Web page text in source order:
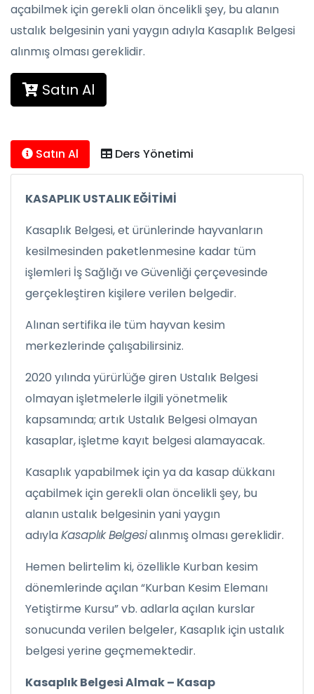
açabilmek için gerekli olan öncelikli şey, bu alanın
ustalık belgesinin yani yaygın adıyla Kasaplık Belgesi
alınmış olması gereklidir.
Satın Al
Satın Al Ders Yönetimi
KASAPLIK USTALIK EĞİTİMİ
Kasaplık Belgesi, et ürünlerinde hayvanların
kesilmesinden paketlenmesine kadar tüm
işlemleri İş Sağlığı ve Güvenliği çerçevesinde
gerçekleştiren kişilere verilen belgedir.
Alınan sertifika ile tüm hayvan kesim
merkezlerinde çalışabilirsiniz.
2020 yılında yürürlüğe giren Ustalık Belgesi
olmayan işletmelerle ilgili yönetmelik
kapsamında; artık Ustalık Belgesi olmayan
kasaplar, işletme kayıt belgesi alamayacak.
Kasaplık yapabilmek için ya da kasap dükkanı
açabilmek için gerekli olan öncelikli şey, bu
alanın ustalık belgesinin yani yaygın
adıylaKasaplık Belgesialınmış olması gereklidir.
Hemen belirtelim ki, özellikle Kurban kesim
dönemlerinde açılan “Kurban Kesim Elemanı
Yetiştirme Kursu” vb. adlarla açılan kurslar
sonucunda verilen belgeler, Kasaplık için ustalık
belgesi yerine geçmemektedir.
Kasaplık Belgesi Almak – Kasap